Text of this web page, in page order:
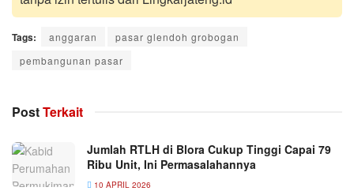
Tags: anggaran
pasar glendoh grobogan
pembangunan pasar
PostTerkait
Jumlah RTLH di Blora Cukup Tinggi Capai 79
Ribu Unit, Ini Permasalahannya
10 APRIL 2026